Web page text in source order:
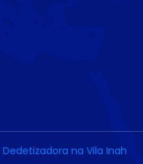
Dedetizadora na Vila Inah